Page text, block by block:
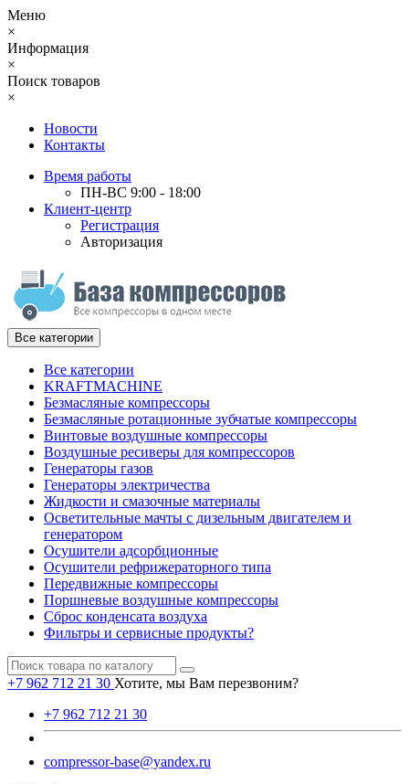
Меню
×
Информация
×
Поиск товаров
×
Новости
Контакты
Время работы
ПН-ВС 9:00 - 18:00
Клиент-центр
Регистрация
Авторизация
Все категории
Все категории
KRAFTMACHINE
Безмасляные компрессоры
Безмасляные ротационные зубчатые компрессоры
Винтовые воздушные компрессоры
Воздушные ресиверы для компрессоров
Генераторы газов
Генераторы электричества
Жидкости и смазочные материалы
Осветительные мачты с дизельным двигателем и
генератором
Осушители адсорбционные
Осушители рефрижераторного типа
Передвижные компрессоры
Поршневые воздушные компрессоры
Сброс конденсата воздуха
Фильтры и сервисные продукты?
+7 962 712 21 30 Хотите, мы Вам перезвоним?
+7 962 712 21 30
compressor-base@yandex.ru